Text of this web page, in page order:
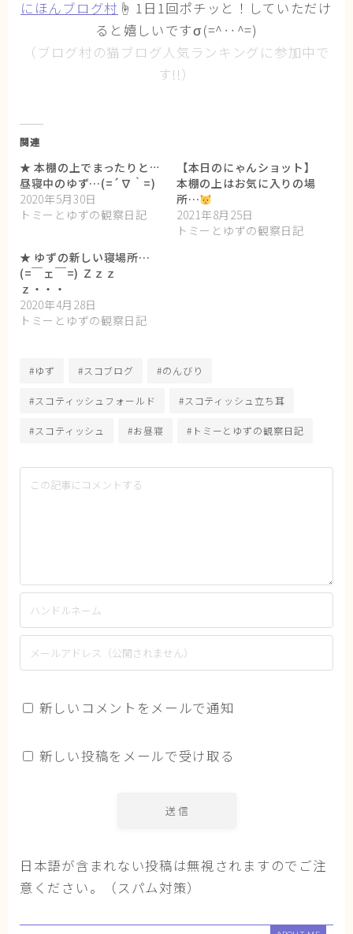
にほんブログ村 ☝ 1日1回ポチッと！していただけ
ると嬉しいですσ(=^‥^=)
（ブログ村の猫ブログ人気ランキングに参加中で
す!!）
関連
★ 本棚の上でまったりとお
昼寝中のゆず…(=´∇｀=)
2020年5月30日
トミーとゆずの観察日記
【本日のにゃんショット】
本棚の上はお気に入りの場
所…
2021年8月25日
トミーとゆずの観察日記
★ ゆずの新しい寝場所…
(=￣ェ￣=) Ｚｚｚ
ｚ・・・
2020年4月28日
トミーとゆずの観察日記
#ゆず #スコブログ #のんびり
#スコティッシュフォールド #スコティッシュ立ち耳
#スコティッシュ #お昼寝 #トミーとゆずの観察日記
新しいコメントをメールで通知
新しい投稿をメールで受け取る
日本語が含まれない投稿は無視されますのでご注
意ください。（スパム対策）